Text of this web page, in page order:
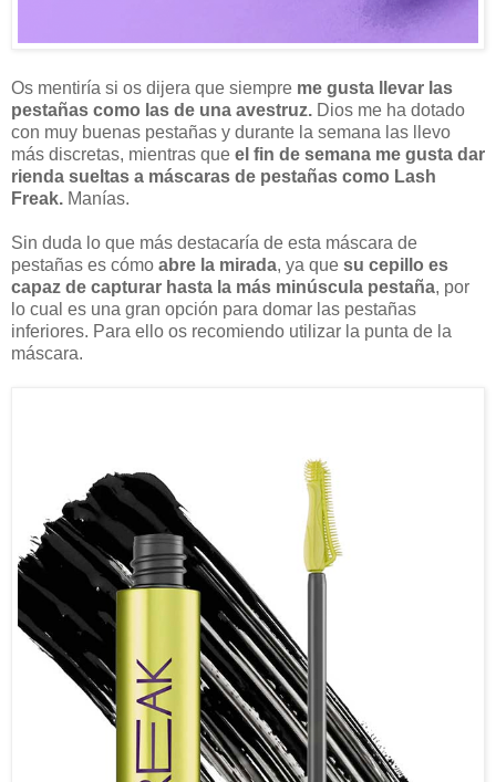
Os mentiría si os dijera que siempre me gusta llevar las
pestañas como las de una avestruz. Dios me ha dotado
con muy buenas pestañas y durante la semana las llevo
más discretas, mientras que el fin de semana me gusta dar
rienda sueltas a máscaras de pestañas como Lash
Freak. Manías.
Sin duda lo que más destacaría de esta máscara de
pestañas es cómo abre la mirada, ya que su cepillo es
capaz de capturar hasta la más minúscula pestaña, por
lo cual es una gran opción para domar las pestañas
inferiores. Para ello os recomiendo utilizar la punta de la
máscara.